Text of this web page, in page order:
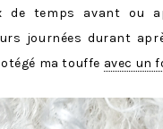
de temps avant ou
journées durant
ma touffe avec un